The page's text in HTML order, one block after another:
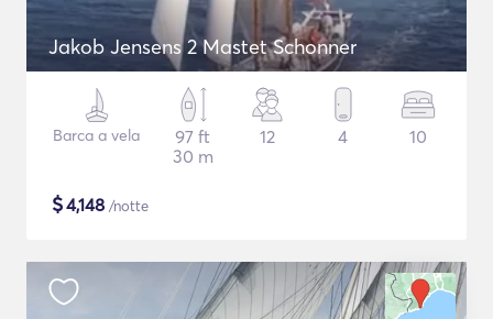
Jakob Jensens 2 Mastet Schonner
Barca a vela
97 ft
30 m
12 4 10
$4,148 /notte